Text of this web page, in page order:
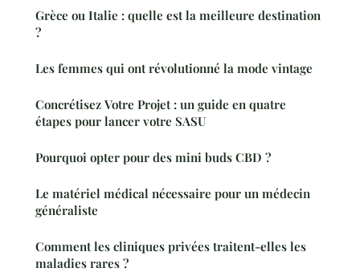
Grèce ou Italie : quelle est la meilleure destination
?
Les femmes qui ont révolutionné la mode vintage
Concrétisez Votre Projet : un guide en quatre
étapes pour lancer votre SASU
Pourquoi opter pour des mini buds CBD ?
Le matériel médical nécessaire pour un médecin
généraliste
Comment les cliniques privées traitent-elles les
maladies rares ?